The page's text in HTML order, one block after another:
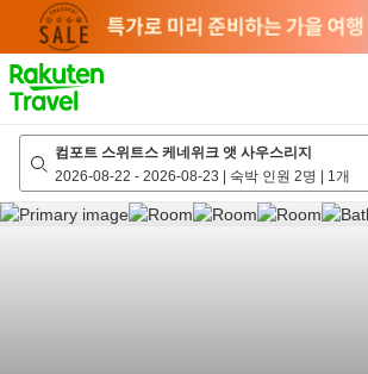
page
컴포트 스위트스 케네위크 앳 사우스리지
2026-08-22 - 2026-08-23 | 숙박 인원 2명 | 1개